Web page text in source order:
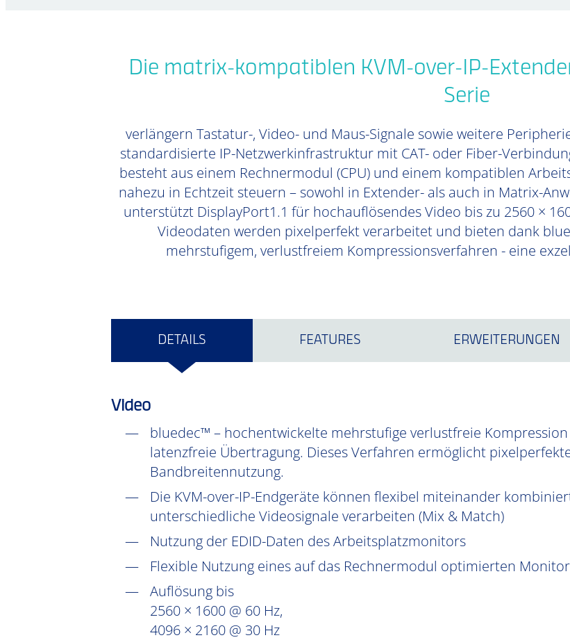
Die matrix-kompatiblen KVM-over-IP-
Serie
verlängern Tastatur-, Video- und Maus-Signale sowie weitere
standardisierte IP-Netzwerkinfrastruktur mit CAT- oder Fiber-
besteht aus einem Rechnermodul (CPU) und einem kompatiblen
nahezu in Echtzeit steuern – sowohl in Extender- als auch in Matrix-
unterstützt DisplayPort1.1 für hochauflösendes Video bis zu 2560 ×
Videodaten werden pixelperfekt verarbeitet und bieten dank
mehrstufigem, verlustfreiem Kompressionsverfahren - eine
DETAILS FEATURES ERWEITERUNGEN
Video
bluedec™ – hochentwickelte mehrstufige verlustfreie
latenzfreie Übertragung. Dieses Verfahren ermöglicht
Bandbreitennutzung.
Die KVM-over-IP-Endgeräte können flexibel miteinander
unterschiedliche Videosignale verarbeiten (Mix & Match)
Nutzung der EDID-Daten des Arbeitsplatzmonitors
Flexible Nutzung eines auf das Rechnermodul optimierten
Auflösung bis
2560 × 1600 @ 60 Hz,
4096 × 2160 @ 30 Hz